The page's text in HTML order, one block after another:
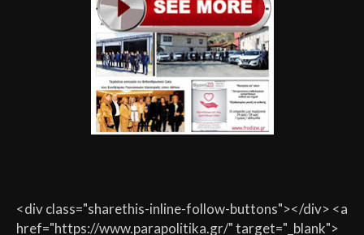
<div class="sharethis-inline-follow-buttons"></div> <a
href="https://www.parapolitika.gr/" target="_blank">